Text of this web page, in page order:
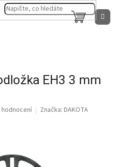
NÁKUPNÍ
KOŠÍK
EH3 3 mm
Značka: DAKOTA